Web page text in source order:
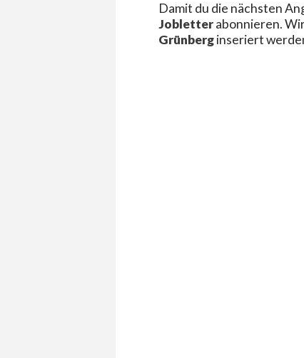
Damit du die nächsten
Jobletterabonnieren.
Grünberginseriert